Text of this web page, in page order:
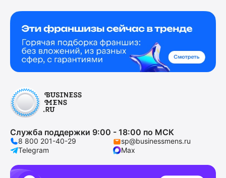
Служба поддержки 9:00 - 18:00 по МСК
8 800 201-40-29
sp@businessmens.ru
Telegram
Max